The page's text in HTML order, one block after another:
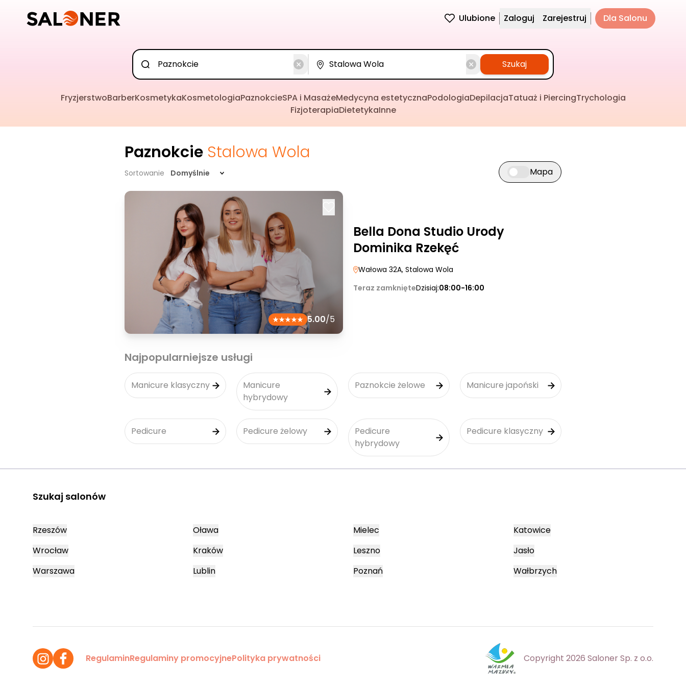
Ulubione Zaloguj Zarejestruj Dla Salonu
Szukaj
FryzjerstwoBarberKosmetykaKosmetologiaPaznokcieSPA i MasażeMedycyna estetycznaPodologiaDepilacjaTatuaż i PiercingTrychologia
FizjoterapiaDietetykaInne
Paznokcie Stalowa Wola
Sortowanie Domyślnie Przełącz widok mapy
Mapa
5.00/5
Bella Dona Studio Urody
Dominika Rzekęć
Wałowa 32A, Stalowa Wola
Teraz zamknięteDzisiaj:08:00-16:00
Najpopularniejsze usługi
Manicure klasyczny
Manicure
hybrydowy
Paznokcie żelowe Manicure japoński
Pedicure Pedicure żelowy
Pedicure
hybrydowy
Pedicure klasyczny
Szukaj salonów
Rzeszów
Wrocław
Warszawa
Oława
Kraków
Lublin
Mielec
Leszno
Poznań
Katowice
Jasło
Wałbrzych
RegulaminRegulaminy promocyjnePolityka prywatności Copyright 2026 Saloner Sp. z o.o.